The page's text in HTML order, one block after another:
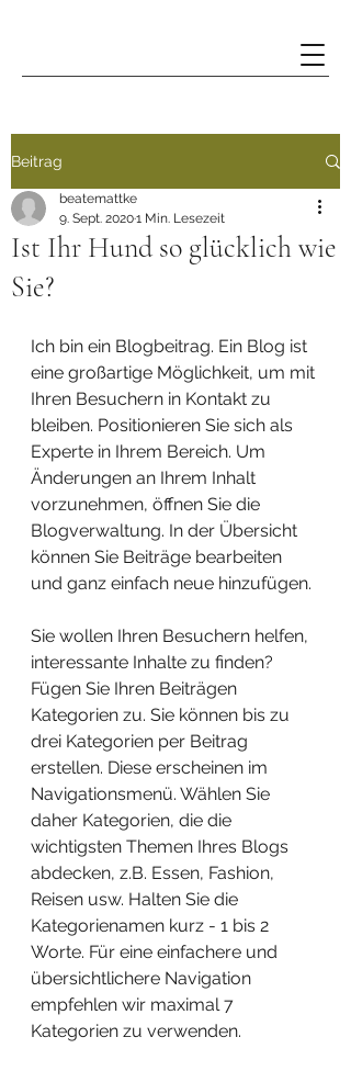
Beitrag
Ist Ihr Hund so glücklich wie
Sie?
beatemattke
9. Sept. 20201 Min. Lesezeit
Ich bin ein Blogbeitrag. Ein Blog ist
eine großartige Möglichkeit, um mit
Ihren Besuchern in Kontakt zu
bleiben. Positionieren Sie sich als
Experte in Ihrem Bereich. Um
Änderungen an Ihrem Inhalt
vorzunehmen, öffnen Sie die
Blogverwaltung. In der Übersicht
können Sie Beiträge bearbeiten
und ganz einfach neue hinzufügen.
Sie wollen Ihren Besuchern helfen,
interessante Inhalte zu finden?
Fügen Sie Ihren Beiträgen
Kategorien zu. Sie können bis zu
drei Kategorien per Beitrag
erstellen. Diese erscheinen im
Navigationsmenü. Wählen Sie
daher Kategorien, die die
wichtigsten Themen Ihres Blogs
abdecken, z.B. Essen, Fashion,
Reisen usw. Halten Sie die
Kategorienamen kurz - 1 bis 2
Worte. Für eine einfachere und
übersichtlichere Navigation
empfehlen wir maximal 7
Kategorien zu verwenden.